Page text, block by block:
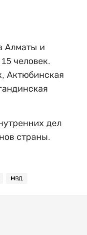
Алматы и
человек.
Актюбинская
дел
страны.
МВД